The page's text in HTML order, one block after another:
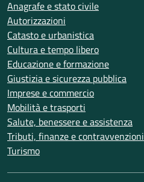
Anagrafe e stato civile
Autorizzazioni
Catasto e urbanistica
Cultura e tempo libero
Educazione e formazione
Giustizia e sicurezza pubblica
Imprese e commercio
Mobilità e trasporti
Salute, benessere e assistenza
Tributi, finanze e contravvenzioni
Turismo